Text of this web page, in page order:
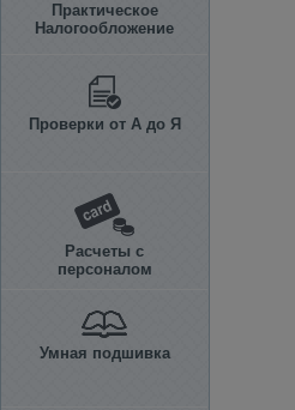
Практическое
Налогообложение
Проверки от А до Я
Расчеты с
персоналом
Умная подшивка